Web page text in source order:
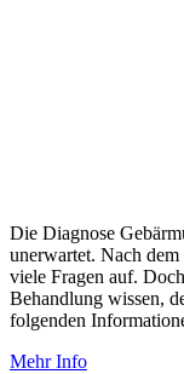
Die Diagnose
unerwartet. Nach
viele Fragen auf.
Behandlung wissen,
folgenden
Mehr Info